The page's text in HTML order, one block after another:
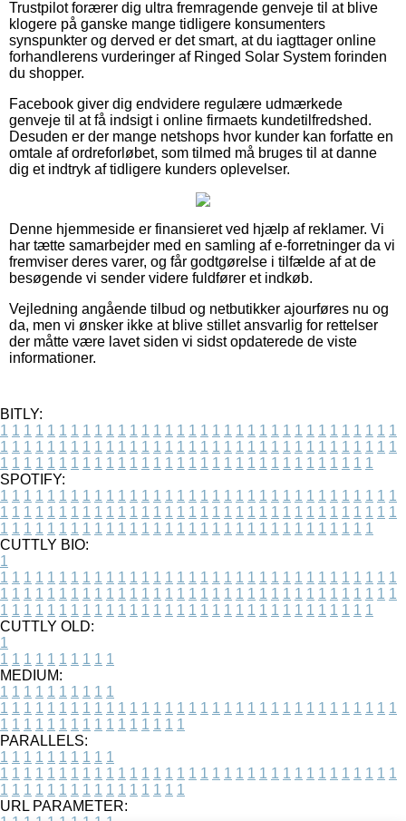
Trustpilot forærer dig ultra fremragende genveje til at blive
klogere på ganske mange tidligere konsumenters
synspunkter og derved er det smart, at du iagttager online
forhandlerens vurderinger af Ringed Solar System forinden
du shopper.
Facebook giver dig endvidere regulære udmærkede
genveje til at få indsigt i online firmaets kundetilfredshed.
Desuden er der mange netshops hvor kunder kan forfatte en
omtale af ordreforløbet, som tilmed må bruges til at danne
dig et indtryk af tidligere kunders oplevelser.
Denne hjemmeside er finansieret ved hjælp af reklamer. Vi
har tætte samarbejder med en samling af e-forretninger da vi
fremviser deres varer, og får godtgørelse i tilfælde af at de
besøgende vi sender videre fuldfører et indkøb.
Vejledning angående tilbud og netbutikker ajourføres nu og
da, men vi ønsker ikke at blive stillet ansvarlig for rettelser
der måtte være lavet siden vi sidst opdaterede de viste
informationer.
BITLY:
1 1 1 1 1 1 1 1 1 1 1 1 1 1 1 1 1 1 1 1 1 1 1 1 1 1 1 1 1 1 1 1 1 1
1 1 1 1 1 1 1 1 1 1 1 1 1 1 1 1 1 1 1 1 1 1 1 1 1 1 1 1 1 1 1 1 1 1
1 1 1 1 1 1 1 1 1 1 1 1 1 1 1 1 1 1 1 1 1 1 1 1 1 1 1 1 1 1 1 1
SPOTIFY:
1 1 1 1 1 1 1 1 1 1 1 1 1 1 1 1 1 1 1 1 1 1 1 1 1 1 1 1 1 1 1 1 1 1
1 1 1 1 1 1 1 1 1 1 1 1 1 1 1 1 1 1 1 1 1 1 1 1 1 1 1 1 1 1 1 1 1 1
1 1 1 1 1 1 1 1 1 1 1 1 1 1 1 1 1 1 1 1 1 1 1 1 1 1 1 1 1 1 1 1
CUTTLY BIO:
1
1 1 1 1 1 1 1 1 1 1 1 1 1 1 1 1 1 1 1 1 1 1 1 1 1 1 1 1 1 1 1 1 1 1
1 1 1 1 1 1 1 1 1 1 1 1 1 1 1 1 1 1 1 1 1 1 1 1 1 1 1 1 1 1 1 1 1 1
1 1 1 1 1 1 1 1 1 1 1 1 1 1 1 1 1 1 1 1 1 1 1 1 1 1 1 1 1 1 1 1
CUTTLY OLD:
1
1 1 1 1 1 1 1 1 1 1
MEDIUM:
1 1 1 1 1 1 1 1 1 1
1 1 1 1 1 1 1 1 1 1 1 1 1 1 1 1 1 1 1 1 1 1 1 1 1 1 1 1 1 1 1 1 1 1
1 1 1 1 1 1 1 1 1 1 1 1 1 1 1 1
PARALLELS:
1 1 1 1 1 1 1 1 1 1
1 1 1 1 1 1 1 1 1 1 1 1 1 1 1 1 1 1 1 1 1 1 1 1 1 1 1 1 1 1 1 1 1 1
1 1 1 1 1 1 1 1 1 1 1 1 1 1 1 1
URL PARAMETER: